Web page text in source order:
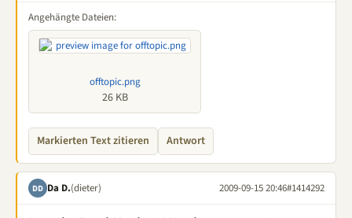
Angehängte Dateien:
offtopic.png
26 KB
Markierten Text zitieren Antwort
DD Da D.(dieter) 2009-09-15 20:46#1414292